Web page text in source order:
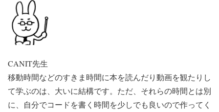
CANIT先生
移動時間などのすきま時間に本を読んだり動画を観たりし
て学ぶのは、大いに結構です。ただ、それらの時間とは別
に、自分でコードを書く時間を少しでも良いので作ってく